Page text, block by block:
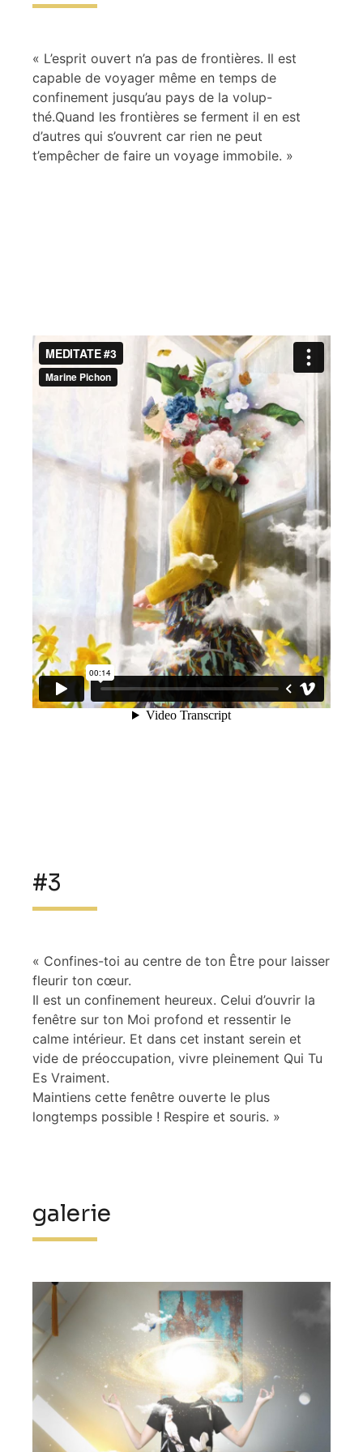
« L’esprit ouvert n’a pas de frontières. Il est
capable de voyager même en temps de
confinement jusqu’au pays de la volup-
thé.Quand les frontières se ferment il en est
d’autres qui s’ouvrent car rien ne peut
t’empêcher de faire un voyage immobile. »
#3
« Confines-toi au centre de ton Être pour laisser
fleurir ton cœur.
Il est un confinement heureux. Celui d’ouvrir la
fenêtre sur ton Moi profond et ressentir le
calme intérieur. Et dans cet instant serein et
vide de préoccupation, vivre pleinement Qui Tu
Es Vraiment.
Maintiens cette fenêtre ouverte le plus
longtemps possible ! Respire et souris. »
galerie